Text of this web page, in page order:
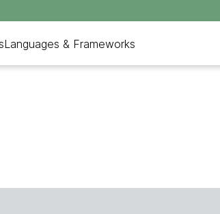
Languages & Frameworks